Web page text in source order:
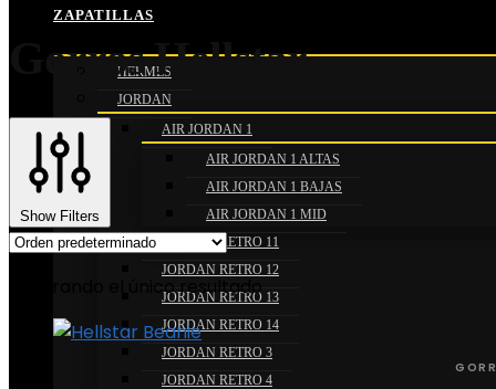
ZAPATILLAS
HERMES
JORDAN
AIR JORDAN 1
AIR JORDAN 1 ALTAS
AIR JORDAN 1 BAJAS
AIR JORDAN 1 MID
JORDAN RETRO 11
JORDAN RETRO 12
JORDAN RETRO 13
JORDAN RETRO 14
JORDAN RETRO 3
JORDAN RETRO 4
Gorros Hellstar
Show Filters
Mostrando el único resultado